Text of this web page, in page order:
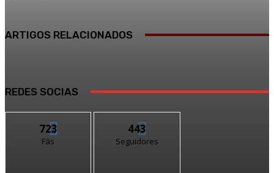
ARTIGOS RELACIONADOS
REDES SOCIAS
723
Fãs
443
Seguidores